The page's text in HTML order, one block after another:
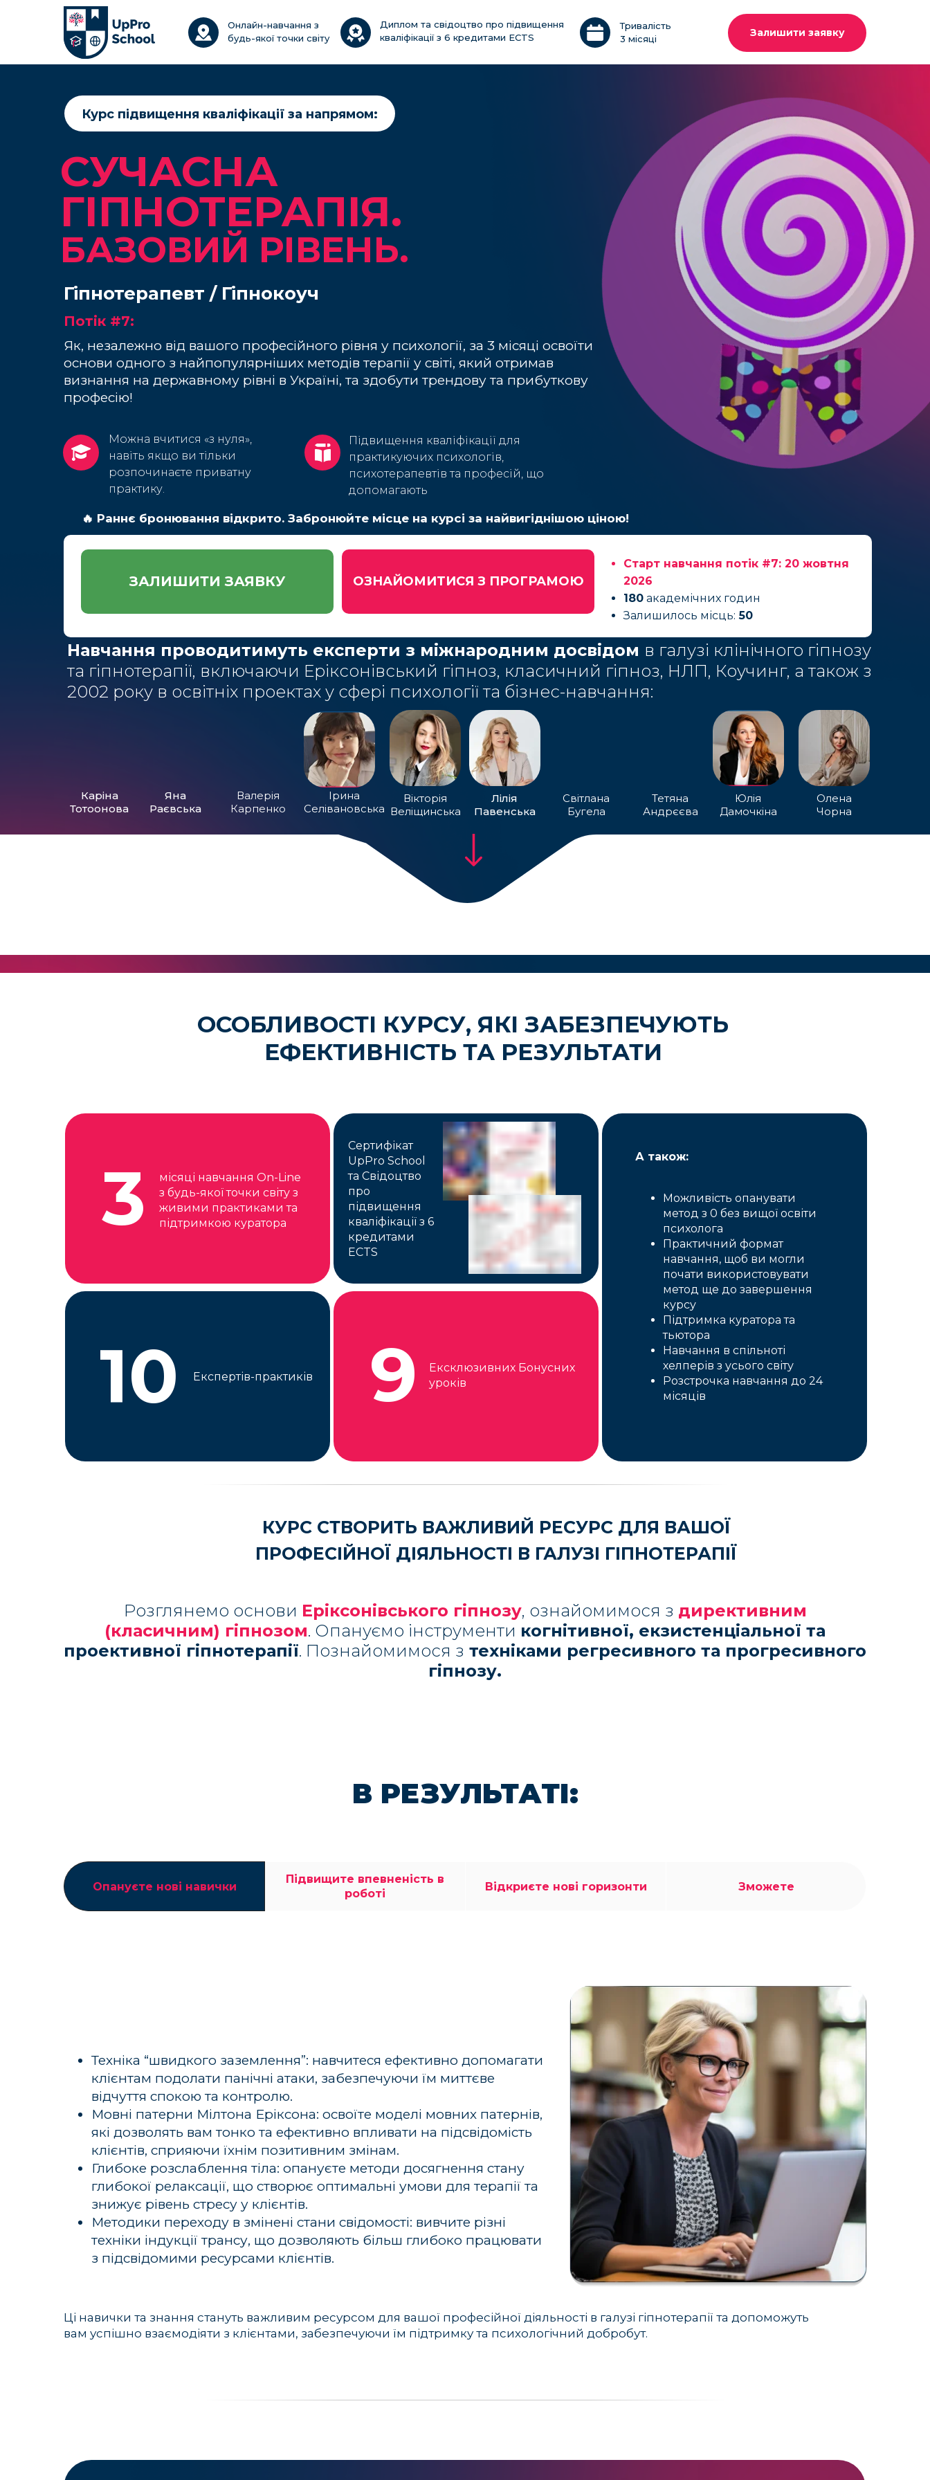
Тривалість
3 місяці
Диплом та свідоцтво про підвищення
кваліфікації з 6 кредитами ECTS
Онлайн-навчання з
будь-якої точки світу
Залишити заявку
СУЧАСНА
ГІПНОТЕРАПІЯ.
Як, незалежно від вашого професійного рівня у психології, за 3 місяці освоїти
основи одного з найпопулярніших методів терапії у світі, який отримав
визнання на державному рівні в Україні, та здобути трендову та прибуткову
професію!
Можна вчитися «з нуля»,
навіть якщо ви тільки
розпочинаєте приватну
практику.
Підвищення кваліфікації для
практикуючих психологів,
психотерапевтів та професій, що
допомагають
Навчання проводитимуть експерти з міжнародним досвідом в галузі клінічного гіпнозу
та гіпнотерапії, включаючи Еріксонівський гіпноз, класичний гіпноз, НЛП, Коучинг, а також з
2002 року в освітніх проектах у сфері психології та бізнес-навчання:
Гіпнотерапевт / Гіпнокоуч
Старт навчання потік #7: 20 жовтня
2026
180 академічних годин
Залишилось місць: 50
ЗАЛИШИТИ ЗАЯВКУ ОЗНАЙОМИТИСЯ З ПРОГРАМОЮ
Потік #7:
Курс підвищення кваліфікації за напрямом:
БАЗОВИЙ РІВЕНЬ.
Каріна
Тотоонова
Яна
Раєвська
Валерія
Карпенко
Ірина
Селівановська
Лілія
Павенська
Світлана
Бугела
Юлія
Дамочкіна
Тетяна
Андрєєва
Вікторія
Веліщинська
Олена
Чорна
🔥 Раннє бронювання відкрито. Забронюйте місце на курсі за найвигіднішою ціною!
ОСОБЛИВОСТІ КУРСУ, ЯКІ ЗАБЕЗПЕЧУЮТЬ
ЕФЕКТИВНІСТЬ ТА РЕЗУЛЬТАТИ
місяці навчання On-Line
з будь-якої точки світу з
живими практиками та
підтримкою куратора
Експертів-практиків
Сертифікат
UpPro School
та Свідоцтво
про
підвищення
кваліфікації з 6
кредитами
ECTS
Ексклюзивних Бонусних
уроків
3
10
А також:
Можливість опанувати
метод з 0 без вищої освіти
психолога
Практичний формат
навчання, щоб ви могли
почати використовувати
метод ще до завершення
курсу
Підтримка куратора та
тьютора
Навчання в спільноті
хелперів з усього світу
Розстрочка навчання до 24
місяців
9
Розглянемо основи Еріксонівського гіпнозу, ознайомимося з директивним
(класичним) гіпнозом. Опануємо інструменти когнітивної, екзистенціальної та
проективної гіпнотерапії. Познайомимося з техніками регресивного та прогресивного
гіпнозу.
КУРС СТВОРИТЬ ВАЖЛИВИЙ РЕСУРС ДЛЯ ВАШОЇ
ПРОФЕСІЙНОЇ ДІЯЛЬНОСТІ В ГАЛУЗІ ГІПНОТЕРАПІЇ
В РЕЗУЛЬТАТІ:
Опануєте нові навички
Підвищите впевненість в
роботі
Відкриєте нові горизонти Зможете
Техніка “швидкого заземлення”: навчитеся ефективно допомагати
клієнтам подолати панічні атаки, забезпечуючи їм миттєве
відчуття спокою та контролю.
Мовні патерни Мілтона Еріксона: освоїте моделі мовних патернів,
які дозволять вам тонко та ефективно впливати на підсвідомість
клієнтів, сприяючи їхнім позитивним змінам.
Глибоке розслаблення тіла: опануєте методи досягнення стану
глибокої релаксації, що створює оптимальні умови для терапії та
знижує рівень стресу у клієнтів.
Методики переходу в змінені стани свідомості: вивчите різні
техніки індукції трансу, що дозволяють більш глибоко працювати
з підсвідомими ресурсами клієнтів.
Ці навички та знання стануть важливим ресурсом для вашої професійної діяльності в галузі гіпнотерапії та допоможуть
вам успішно взаємодіяти з клієнтами, забезпечуючи їм підтримку та психологічний добробут.